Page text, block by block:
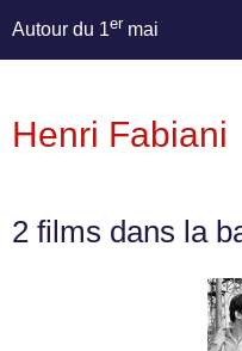
Autour du 1er mai
Henri Fabiani
2 films dans la